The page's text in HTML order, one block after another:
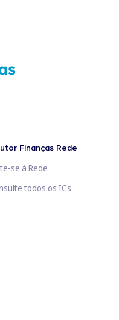
Finanças Rede
se à Rede
todos os ICs